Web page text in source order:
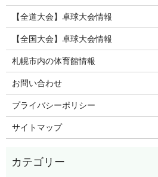
【全道大会】卓球大会情報
【全国大会】卓球大会情報
札幌市内の体育館情報
お問い合わせ
プライバシーポリシー
サイトマップ